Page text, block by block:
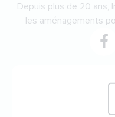
Depuis plus de 20 ans,
les aménagements